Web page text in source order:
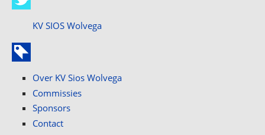
KV SIOS Wolvega
Over KV Sios Wolvega
Commissies
Sponsors
Contact